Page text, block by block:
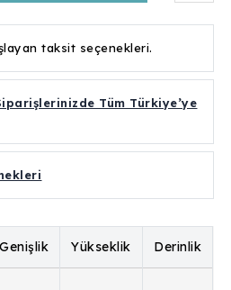
taksit seçenekleri.
Tüm Türkiye’ye
Genişlik Yükseklik Derinlik